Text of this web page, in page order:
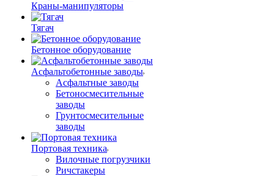
Краны-манипуляторы
Тягач
Бетонное оборудование
Асфальтобетонные заводы
Асфальтные заводы
Бетоносмесительные
заводы
Грунтосмесительные
заводы
Портовая техника
Вилочные погрузчики
Ричстакеры